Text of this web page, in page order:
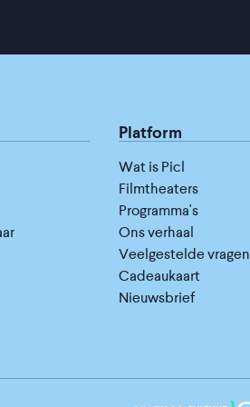
Platform
Wat is Picl
Filmtheaters
Programma's
Ons verhaal
Veelgestelde vragen
Cadeaukaart
Nieuwsbrief